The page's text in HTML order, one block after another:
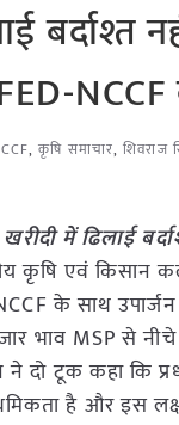
बर्दाश्त
,कृषि समाचार,शिवराज
खरीदी में ढिलाई
कृषि एवं किसान
के साथ उपार्जन
भाव MSP से
ने दो टूक कहा कि
है और इस